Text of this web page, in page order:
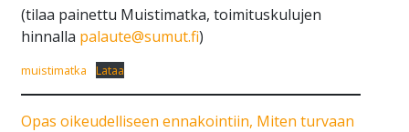
(tilaa painettu Muistimatka, toimituskulujen
hinnalla palaute@sumut.fi)
muistimatka Lataa
Opas oikeudelliseen ennakointiin, Miten turvaan